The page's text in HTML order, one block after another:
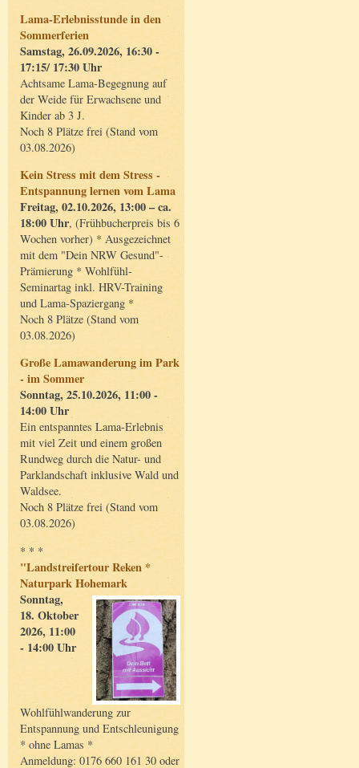
Lama-Erlebnisstunde in den
Sommerferien
Samstag, 26.09.2026, 16:30 -
17:15/ 17:30 Uhr
Achtsame Lama-Begegnung auf
der Weide für Erwachsene und
Kinder ab 3 J.
Noch 8 Plätze frei (Stand vom
03.08.2026)
Kein Stress mit dem Stress -
Entspannung lernen vom Lama
Freitag, 02.10.2026, 13:00 – ca.
18:00 Uhr, (Frühbucherpreis bis 6
Wochen vorher) * Ausgezeichnet
mit dem "Dein NRW Gesund"-
Prämierung * Wohlfühl-
Seminartag inkl. HRV-Training
und Lama-Spaziergang *
Noch 8 Plätze (Stand vom
03.08.2026)
Große Lamawanderung im Park
- im Sommer
Sonntag, 25.10.2026, 11:00 -
14:00 Uhr
Ein entspanntes Lama-Erlebnis
mit viel Zeit und einem großen
Rundweg durch die Natur- und
Parklandschaft inklusive Wald und
Waldsee.
Noch 8 Plätze frei (Stand vom
03.08.2026)
* * *
"Landstreifertour Reken *
Naturpark Hohemark
Sonntag,
18. Oktober
2026, 11:00
- 14:00 Uhr
Wohlfühlwanderung zur
Entspannung und Entschleunigung
* ohne Lamas *
Anmeldung: 0176 660 161 30 oder